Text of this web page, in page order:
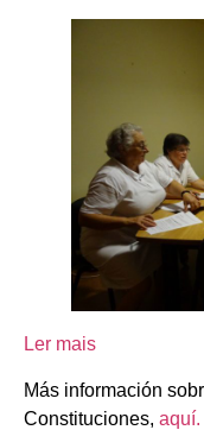
Ler mais
Más información
Constituciones, aquí.